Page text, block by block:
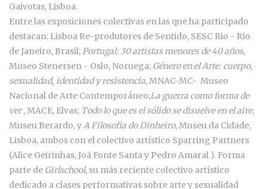
Gaivotas, Lisboa.
Entre las exposiciones colectivas en las que ha participado
destacan: Lisboa Re-produtores de Sentido, SESC Rio - Rio
de Janeiro, Brasil;Portugal: 30 artistas menores de 40 años,
Museo Stenersen - Oslo, Noruega; Género en el Arte: cuerpo,
sexualidad, identidad y resistencia, MNAC-MC- Museo
Nacional de Arte Contemporáneo;La guerra como forma de
ver, MACE, Elvas; Todo lo que es el sólido se disuelve en el aire,
Museu Berardo, yA Filosofia do Dinheiro, Museu da Cidade,
Lisboa, ambos con el colectivo artístico Sparring Partners
(Alice Geirinhas, Joã Fonte Santa y Pedro Amaral ). Forma
parte de Girlschool, su más reciente colectivo artístico
dedicado a clases performativas sobre arte y sexualidad